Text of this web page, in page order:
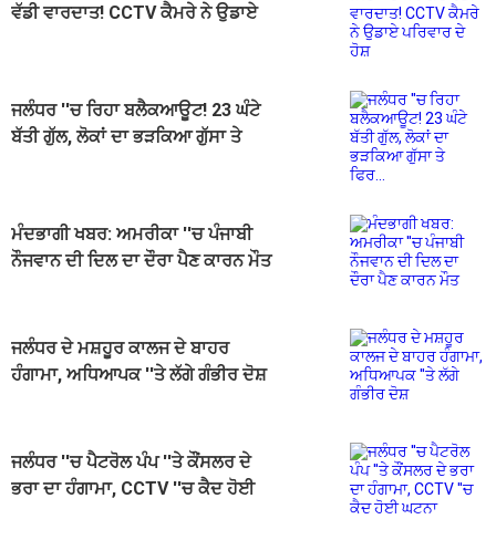
ਵੱਡੀ ਵਾਰਦਾਤ! CCTV ਕੈਮਰੇ ਨੇ ਉਡਾਏ
ਜਲੰਧਰ ''ਚ ਰਿਹਾ ਬਲੈਕਆਊਟ! 23 ਘੰਟੇ
ਬੱਤੀ ਗੁੱਲ, ਲੋਕਾਂ ਦਾ ਭੜਕਿਆ ਗੁੱਸਾ ਤੇ
ਮੰਦਭਾਗੀ ਖਬਰ: ਅਮਰੀਕਾ ''ਚ ਪੰਜਾਬੀ
ਨੌਜਵਾਨ ਦੀ ਦਿਲ ਦਾ ਦੌਰਾ ਪੈਣ ਕਾਰਨ ਮੌਤ
ਜਲੰਧਰ ਦੇ ਮਸ਼ਹੂਰ ਕਾਲਜ ਦੇ ਬਾਹਰ
ਹੰਗਾਮਾ, ਅਧਿਆਪਕ ''ਤੇ ਲੱਗੇ ਗੰਭੀਰ ਦੋਸ਼
ਜਲੰਧਰ ''ਚ ਪੈਟਰੋਲ ਪੰਪ ''ਤੇ ਕੌਂਸਲਰ ਦੇ
ਭਰਾ ਦਾ ਹੰਗਾਮਾ, CCTV ''ਚ ਕੈਦ ਹੋਈ